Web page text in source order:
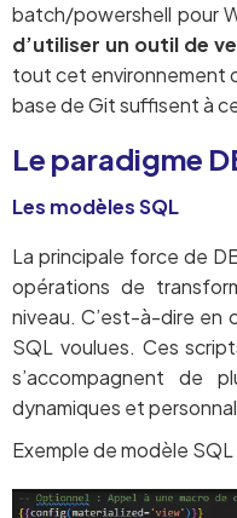
batch/powershell pour
d’utiliser un outil de
tout cet environnement
base de Git suffisent à
Le paradigme
Les modèles SQL
La principale force de
opérations de
niveau. C’est-à-dire en
SQL voulues. Ces
s’accompagnent de
dynamiques et
Exemple de modèle SQL